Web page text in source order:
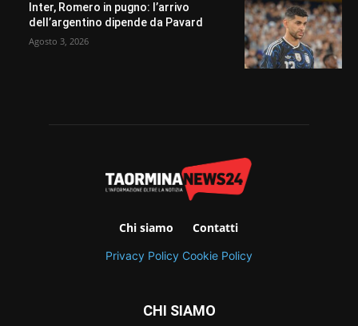
Inter, Romero in pugno: l’arrivo
dell’argentino dipende da Pavard
Agosto 3, 2026
Chi siamo Contatti
Privacy Policy Cookie Policy
CHI SIAMO